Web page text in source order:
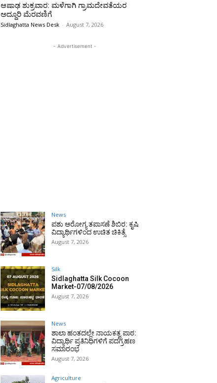
ಆಷಾಢ ಶುಕ್ರವಾರ: ಮಳೆಗಾಗಿ ಗ್ರಾಮದೇವತೆಯರ
ಅದ್ದೂರಿ ಮೆರವಣಿಗೆ
Sidlaghatta News Desk - August 7, 2026
- Advertisement -
News
ಪಶು ಆರೋಗ್ಯ ತಪಾಸಣೆ ಶಿಬಿರ: ಕೃಷಿ
ವಿದ್ಯಾರ್ಥಿಗಳಿಂದ ಉಚಿತ ಚಿಕಿತ್ಸೆ
August 7, 2026
Silk
Sidlaghatta Silk Cocoon
Market-07/08/2026
August 7, 2026
News
ಶಾಲಾ ಹಂತದಲ್ಲೇ ನಾಯಕತ್ವ ಪಾಠ:
ವಿದ್ಯಾರ್ಥಿ ಪ್ರತಿನಿಧಿಗಳಿಗೆ ಪದಗ್ರಹಣ
ಸಮಾರಂಭ
August 7, 2026
Agriculture